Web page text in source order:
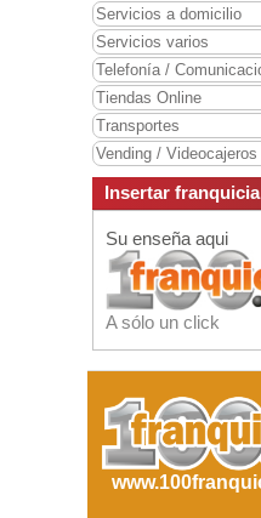
Servicios a domicilio
Servicios varios
Telefonía /
Tiendas Online
Transportes
Vending / Videocajeros
Insertar franquicia
Su enseña aqui
A sólo un click